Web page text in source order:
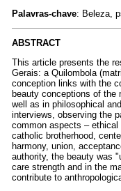
Palavras-chave: Beleza,
ABSTRACT
This article presents the
Gerais: a Quilombola
conception links with the
beauty conceptions of the
well as in philosophical
interviews, observing the
common aspects –
catholic brotherhood,
harmony, union,
authority, the beauty was
care strength and in the
contribute to